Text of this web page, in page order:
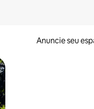
Anuncie seu